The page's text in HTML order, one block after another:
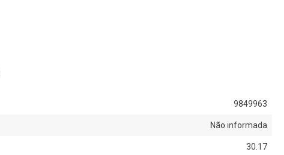
9849963
Não informada
30.17